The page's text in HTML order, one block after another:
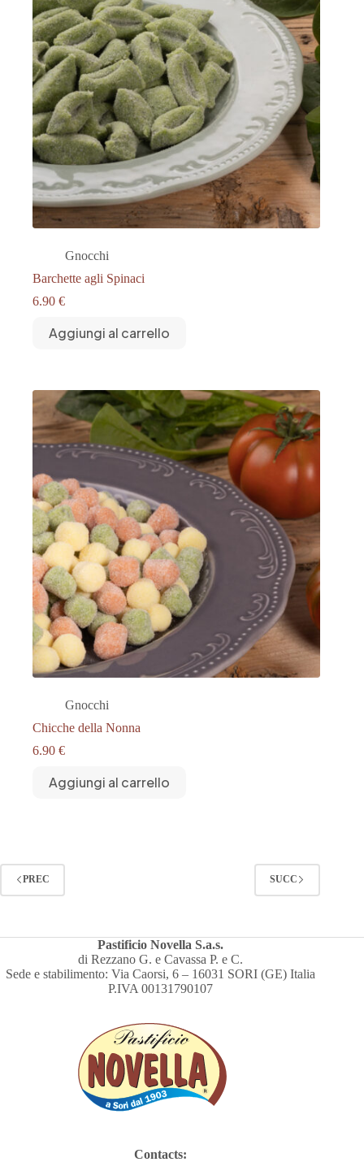
Gnocchi
Barchette agli Spinaci
6.90 €
Aggiungi al carrello
Gnocchi
Chicche della Nonna
6.90 €
Aggiungi al carrello
PREC SUCC
Pastificio Novella S.a.s.
di Rezzano G. e Cavassa P. e C.
Sede e stabilimento: Via Caorsi, 6 – 16031 SORI (GE) Italia
P.IVA 00131790107
Contacts: